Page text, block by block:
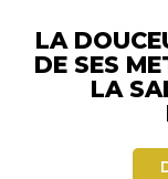
LA
DE SES
LA